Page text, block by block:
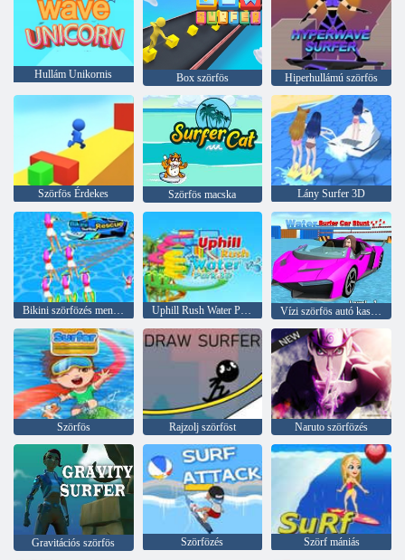
Hullám Unikornis Box szörfös Hiperhullámú szörfös
Szörfös Érdekes Szörfös macska Lány Surfer 3D
Uphill Rush Water Park 3D Vízi szörfös autó kaszkadőr
Szörfös Rajzolj szörföst Naruto szörfözés
Gravitációs szörfös Szörfözés Szörf mániás